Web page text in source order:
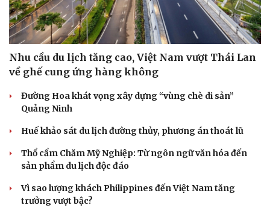
Văn hóa
Sân khấu - Điện ảnh
Âm nhạc
Di sản
Giải trí
Sao Việt
Nhu cầu du lịch tăng cao, Việt Nam vượt Thái Lan
về ghế cung ứng hàng không
Đường Hoa khát vọng xây dựng “vùng chè di sản”
Quảng Ninh
Huế khảo sát du lịch đường thủy, phương án thoát lũ
Thổ cẩm Chăm Mỹ Nghiệp: Từ ngôn ngữ văn hóa đến
sản phẩm du lịch độc đáo
Vì sao lượng khách Philippines đến Việt Nam tăng
trưởng vượt bậc?